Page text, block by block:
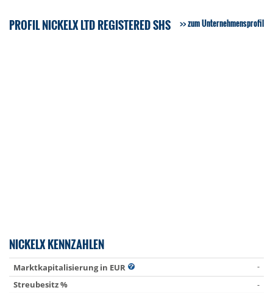
PROFIL NICKELX LTD REGISTERED SHS zum Unternehmensprofil
NICKELX KENNZAHLEN
Marktkapitalisierung in EUR
-
Streubesitz %
-